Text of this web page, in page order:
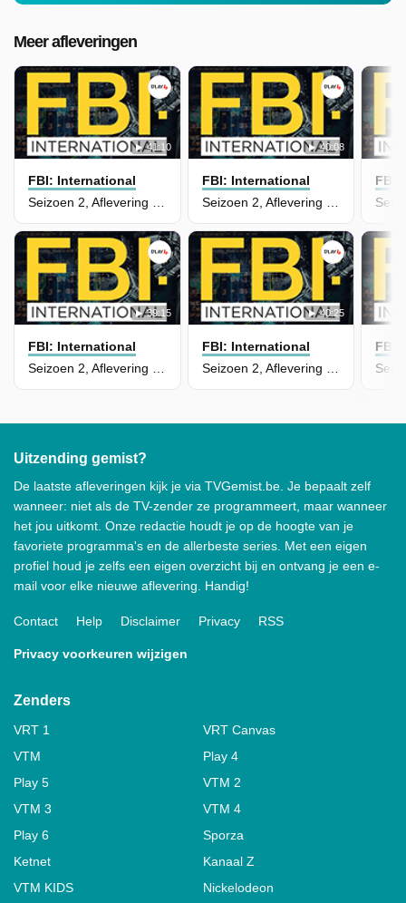
Meer afleveringen
41:10
FBI: International
Seizoen 2, Aflevering 20 - A Tradition of Secrets
40:08
FBI: International
Seizoen 2, Aflevering 19 - Dead Sprint
39:15
FBI: International
40:25
FBI: International
FBI:
FBI:
Uitzending gemist?
De laatste afleveringen kijk je via TVGemist.be. Je bepaalt zelf
wanneer: niet als de TV-zender ze programmeert, maar wanneer
het jou uitkomt. Onze redactie houdt je op de hoogte van je
favoriete programma's en de allerbeste series. Met een eigen
profiel houd je zelfs een eigen overzicht bij en ontvang je een e-
mail voor elke nieuwe aflevering. Handig!
Contact Help Disclaimer Privacy RSS
Privacy voorkeuren wijzigen
Zenders
VRT 1
VRT Canvas
VTM
Play 4
Play 5
VTM 2
VTM 3
VTM 4
Play 6
Sporza
Ketnet
Kanaal Z
VTM KIDS
Nickelodeon